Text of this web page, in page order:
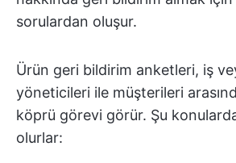
sorulardan oluşur.
Ürün geri bildirim anketleri, iş
yöneticileri ile müşterileri
köprü görevi görür. Şu konularda
olurlar: